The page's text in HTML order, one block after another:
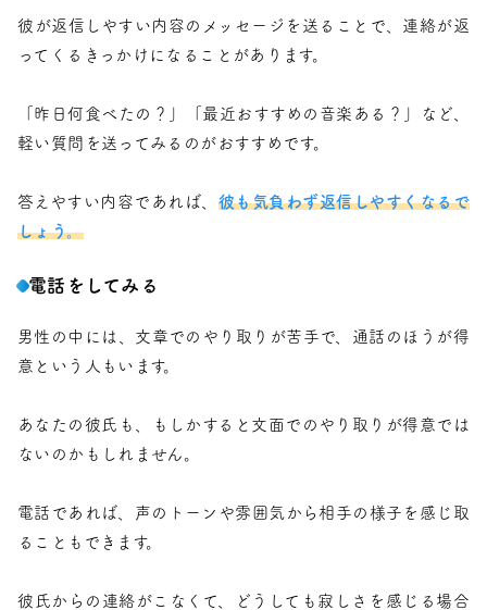
彼が返信しやすい内容のメッセージを送ることで、連絡が返
ってくるきっかけになることがあります。
「昨日何食べたの？」「最近おすすめの音楽ある？」など、
軽い質問を送ってみるのがおすすめです。
答えやすい内容であれば、 彼も気負わず返信しやすくなるで
しょう。
電話をしてみる
男性の中には、文章でのやり取りが苦手で、通話のほうが得
意という人もいます。
あなたの彼氏も、もしかすると文面でのやり取りが得意では
ないのかもしれません。
電話であれば、声のトーンや雰囲気から相手の様子を感じ取
ることもできます。
彼氏からの連絡がこなくて、どうしても寂しさを感じる場合